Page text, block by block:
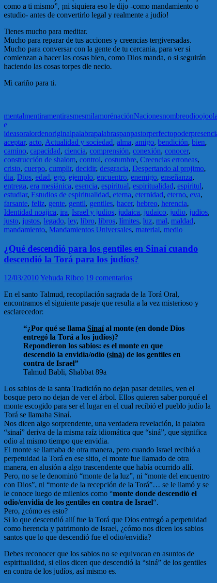
como a ti mismo”, ¡ni siquiera eso le dijo -como mandamiento o
estudio- antes de convertirlo legal y realmente a judío!
Tienes mucho para meditar.
Mucho para reparar de tus acciones y creencias tergiversadas.
Mucho para conversar con la gente de tu cercania, para ver si
comienzan a hacer las cosas bien, como Dios manda, o si seguirán
haciendo las cosas torpes dle necio.
Mi cariño para ti.
mentalmentiramentirasmesmilamorénaciónNacionesnombreodioojo
e
ideasoralordenoriginalpalabrapalabraspanpastorperfectopoder
aceptar, acto, Actualidad y sociedad, alma, amigo, bendición, bien,
camino, capacidad, ciencia, comprensión, conexión, conocer,
construcción de shalom, control, costumbre, Creencias erroneas,
cristo, cuerpo, cumplir, decidir, desgracia, Despertando al projimo,
dia, Dios, edad, ego, ejemplo, encuentro, enemigo, enseñanza,
entrega, era mesiánica, esencia, espiritual, espiritualidad, espiritul,
estudiar, Estudios de espiritualidad, eterna, eternidad, eterno, eva,
farsante, feliz, gente, gentil, gentiles, hacer, hebreo, herencia,
Identidad noajica, ira, Israel y judios, judaica, judaico, judio, judios,
justo, justos, legado, ley, libro, libros, límites, luz, mal, maldad,
mandamiento, Mandamientos Universales, material, medio
¿Qué descendió para los gentiles en Sinaí cuando
descendió la Torá para los judíos?
12/03/2010Yehuda Ribco 19 comentarios
En el santo Talmud, recopilación sagrada de la Torá Oral,
encontramos el siguiente pasaje que resulta a la vez misterioso y
esclarecedor:
“¿Por qué se llama Sinaíal monte (en donde Dios
entregó la Torá a los judíos)?
Repondieron los sabios: es el monte en que
descendió la envidia/odio (siná) de los gentiles en
contra de Israel”
Talmud Babli, Shabbat 89a
Los sabios de la santa Tradición no dejan pasar detalles, ven el
bosque pero no dejan de ver el árbol. Ellos quieren saber porqué el
monte escogido para ser el lugar en el cual recibió el pueblo judío la
Torá se llamaba Sinaí.
Nos dicen algo sorprendente, una verdadera revelación, la palabra
“sinaí” deriva de la misma raíz idiomática que “siná”, que significa
odio al mismo tiempo que envidia.
El monte se llamaba de otra manera, pero cuando Israel recibió a
perpetuidad la Torá en ese sitio, el monte fue llamado de otra
manera, en alusión a algo trascendente que había ocurrido allí.
Pero, no se le denominó “monte de la luz”, ni “monte del encuentro
con Dios”, ni “monte de la recepción de la Torá”… se le llamó y se
le conoce luego de milenios como “monte donde descendió el
odio/envidia de los gentiles en contra de Israel“.
Pero, ¿cómo es esto?
Si lo que descendió allí fue la Torá que Dios entregó a perpetuidad
como herencia y patrimonio de Israel, ¿cómo nos dicen los sabios
santos que lo que descendió fue el odio/envidia?
Debes reconocer que los sabios no se equivocan en asuntos de
espiritualidad, si ellos dicen que descendió la “siná” de los gentiles
en contra de los judíos, así mismo es.